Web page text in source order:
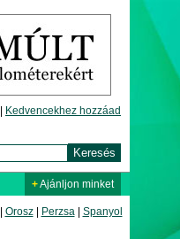
Kedvencekhez hozzáad
+Ajánljon minket
Orosz| Perzsa| Spanyol